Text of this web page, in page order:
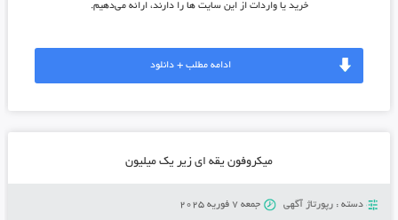
خرید یا واردات از این سایت ها را دارند، ارائه می‌دهیم.
ادامه مطلب + دانلود
میکروفون یقه ای زیر یک میلیون
دسته : رپورتاژ آگهی جمعه 7 فوریه 2025